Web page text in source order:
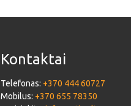
Kontaktai
Telefonas: +370 444 60727
Mobilus: +370 655 78350